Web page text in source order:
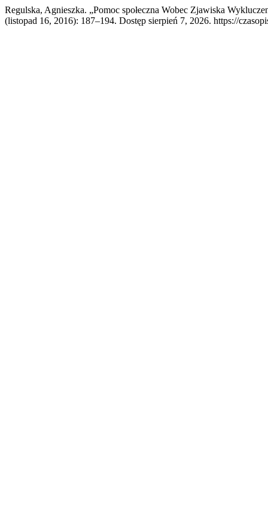
Regulska, Agnieszka. „Pomoc społeczna Wobec Zjawiska
(listopad 16, 2016): 187–194. Dostęp sierpień 7, 2026. https://